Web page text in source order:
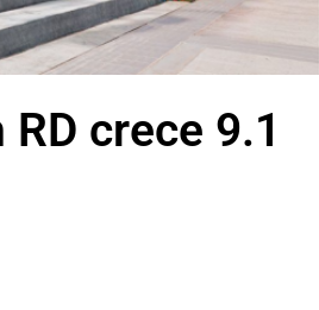
crece 9.1